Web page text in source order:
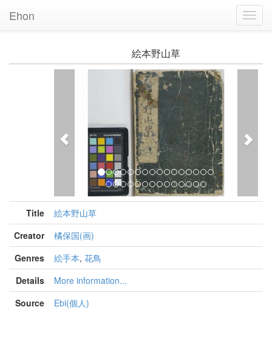
Ehon
絵本野山草
Title
絵本野山草
Creator
橘保国(画)
Genres
絵手本, 花鳥
Details
More information...
Source
Ebi(個人)